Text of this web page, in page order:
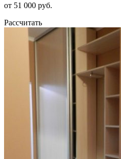
от 51 000 руб.
Рассчитать